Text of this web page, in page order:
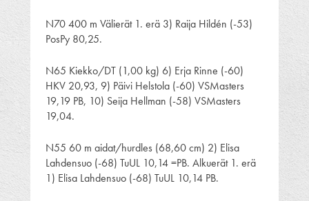
N70 400 m Välierät 1. erä 3) Raija Hildén (-53)
PosPy 80,25.
N65 Kiekko/DT (1,00 kg) 6) Erja Rinne (-60)
HKV 20,93, 9) Päivi Helstola (-60) VSMasters
19,19 PB, 10) Seija Hellman (-58) VSMasters
19,04.
N55 60 m aidat/hurdles (68,60 cm) 2) Elisa
Lahdensuo (-68) TuUL 10,14 =PB. Alkuerät 1. erä
1) Elisa Lahdensuo (-68) TuUL 10,14 PB.